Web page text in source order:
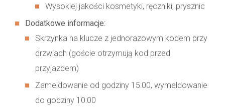
Wysokiej jakości kosmetyki, ręczniki, prysznic
Dodatkowe informacje:
Skrzynka na klucze z jednorazowym kodem przy
drzwiach (goście otrzymują kod przed
przyjazdem)
Zameldowanie od godziny 15:00, wymeldowanie
do godziny 10:00